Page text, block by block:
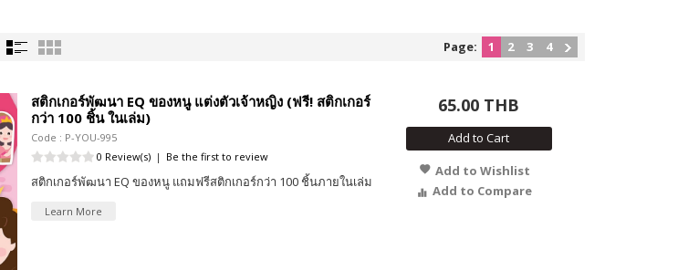
Page: 1 2 3 4
สติกเกอร์พัฒนา EQ ของหนู แต่งตัวเจ้าหญิง (ฟรี! สติกเกอร์
กว่า 100 ชิ้น ในเล่ม)
Code : P-YOU-995
0 Review(s) | Be the first to review
สติกเกอร์พัฒนา EQ ของหนู แถมฟรีสติกเกอร์กว่า 100 ชิ้นภายในเล่ม
Learn More
65.00 THB
Add to Cart
Add to Wishlist
Add to Compare